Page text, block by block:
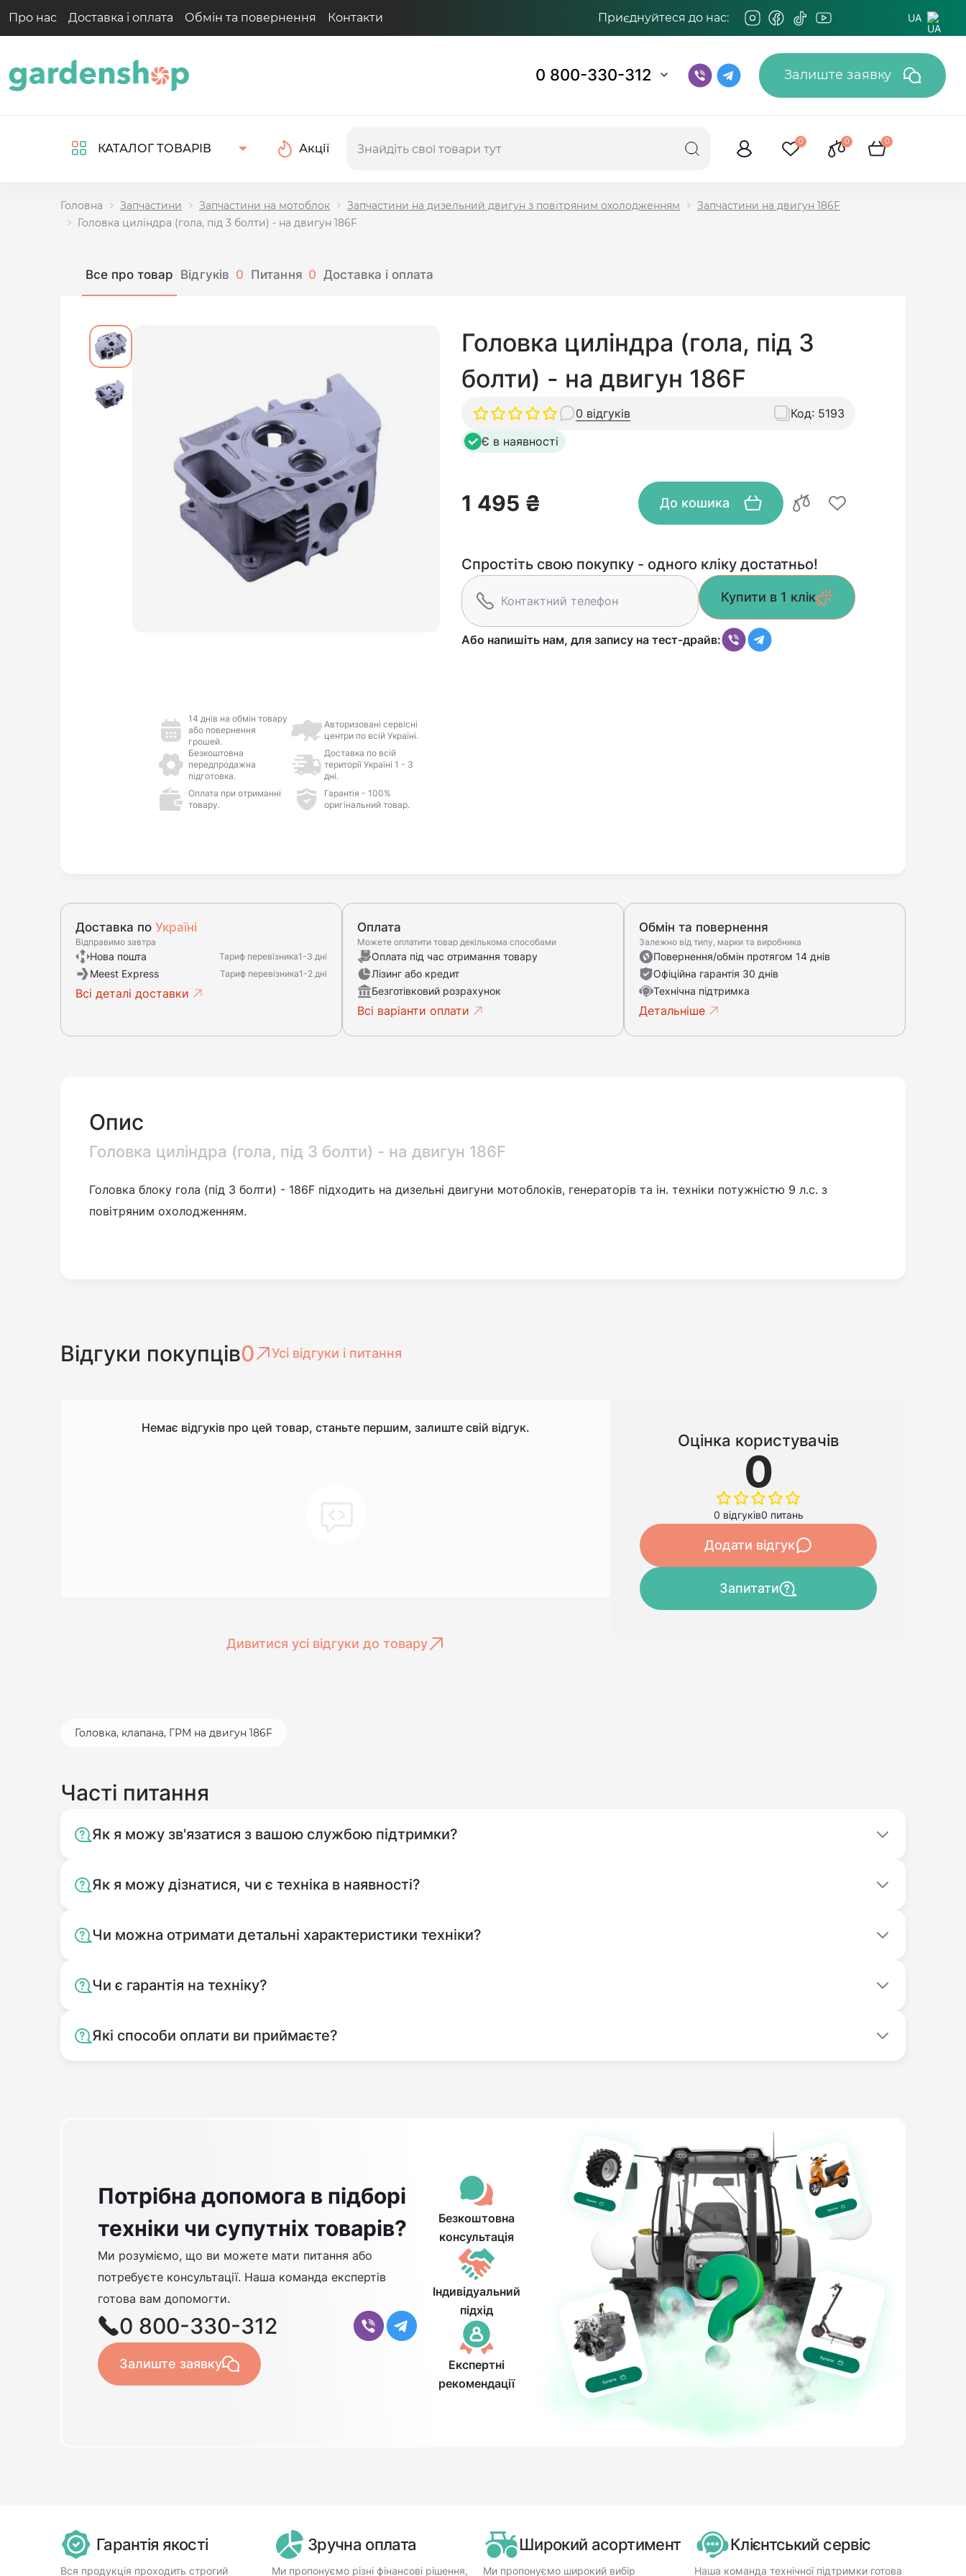
Про нас Доставка і оплата Обмін та повернення Контакти Приєднуйтеся до нас: UA
0 800-330-312 Залиште заявку
КАТАЛОГ ТОВАРІВ Акції
0 0 0
Головна Запчастини Запчастини на мотоблок Запчастини на дизельний двигун з повітряним охолодженням
Запчастини на двигун 186F
Головка циліндра (гола, під 3 болти) - на двигун 186F
Все про товар Відгуків 0 Питання 0 Доставка і оплата
14 днів на обмін товару
або повернення
грошей.
Авторизовані сервісні
центри по всій Україні.
Безкоштовна
передпродажна
підготовка.
Доставка по всій
території Україні 1 - 3
дні.
Оплата при отриманні
товару.
Гарантія - 100%
оригінальний товар.
Головка циліндра (гола, під 3
болти) - на двигун 186F
0 відгуків Код: 5193
Є в наявності
1 495 ₴ До кошика
Спростіть свою покупку - одного кліку достатньо!
Купити в 1 клік
Або напишіть нам, для запису на тест-драйв:
Доставка по Україні
Відправимо завтра
Нова пошта Тариф перевізника1-3 дні
Meest Express Тариф перевізника1-2 дні
Всі деталі доставки
Оплата
Можете оплатити товар декількома способами
Оплата під час отримання товару
Лізинг або кредит
Безготівковий розрахунок
Всі варіанти оплати
Обмін та повернення
Залежно від типу, марки та виробника
Повернення/обмін протягом 14 днів
Офіційна гарантія 30 днів
Технічна підтримка
Детальніше
Опис
Головка циліндра (гола, під 3 болти) - на двигун 186F
Головка блоку гола (під 3 болти) - 186F підходить на дизельні двигуни мотоблоків, генераторів та ін. техніки потужністю 9 л.с. з
повітряним охолодженням.
Відгуки покупців0 Усі відгуки і питання
Немає відгуків про цей товар, станьте першим, залиште свій відгук.
Дивитися усі відгуки до товару
Оцінка користувачів
0
0 відгуків0 питань
Додати відгук
Запитати
Головка, клапана, ГРМ на двигун 186F
Часті питання
Як я можу зв'язатися з вашою службою підтримки?
Як я можу дізнатися, чи є техніка в наявності?
Чи можна отримати детальні характеристики техніки?
Чи є гарантія на техніку?
Які способи оплати ви приймаєте?
Потрібна допомога в підборі
техніки чи супутніх товарів?
Ми розуміємо, що ви можете мати питання або
потребуєте консультації. Наша команда експертів
готова вам допомогти.
0 800-330-312
Залиште заявку
Безкоштовна
консультація
Індивідуальний
підхід
Експертні
рекомендації
Гарантія якості
Вся продукція проходить строгий
Зручна оплата
Ми пропонуємо різні фінансові рішення,
Широкий асортимент
Ми пропонуємо широкий вибір
Клієнтський сервіс
Наша команда технічної підтримки готова